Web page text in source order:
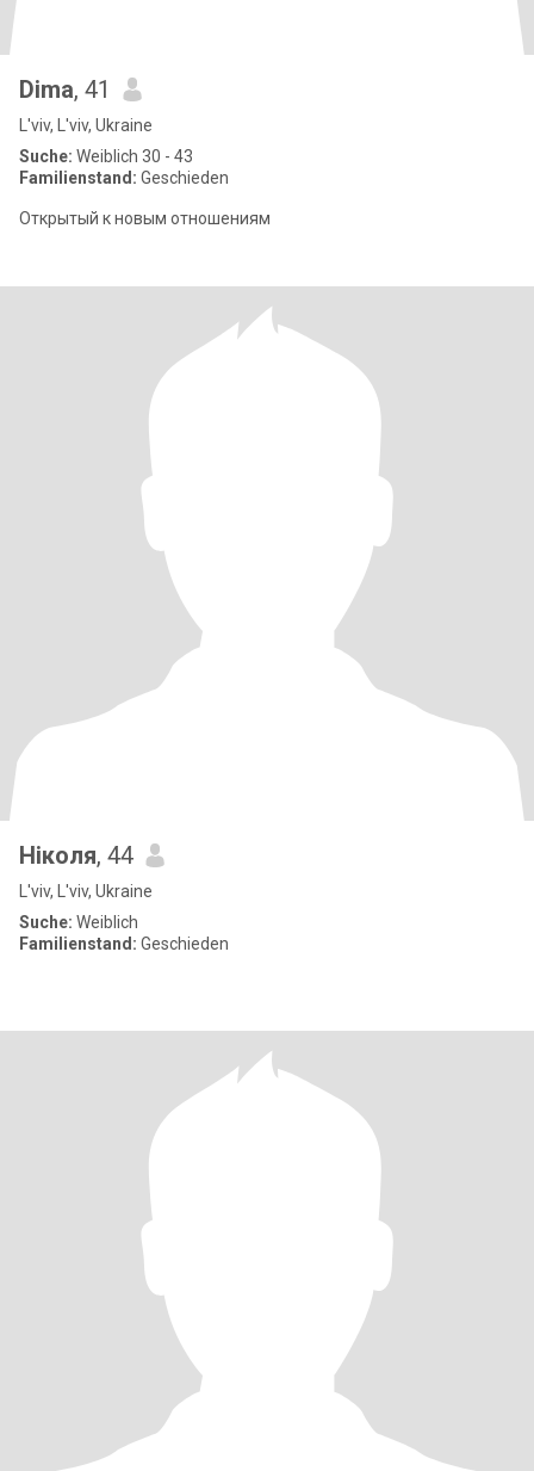
Dima, 41
L'viv, L'viv, Ukraine
Suche: Weiblich 30 - 43
Familienstand: Geschieden
Открытый к новым отношениям
Ніколя, 44
L'viv, L'viv, Ukraine
Suche: Weiblich
Familienstand: Geschieden